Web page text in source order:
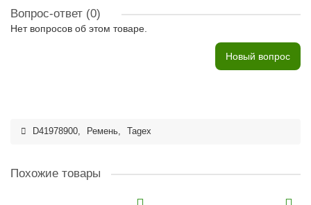
Вопрос-ответ (0)
Нет вопросов об этом товаре.
Новый вопрос
D41978900, Ремень, Tagex
Похожие товары